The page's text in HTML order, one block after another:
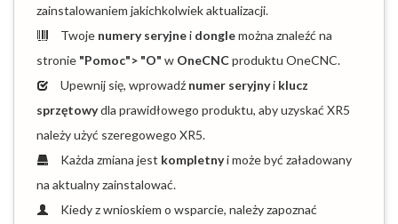
zainstalowaniem jakichkolwiek aktualizacji.
Twoje numery seryjnei donglemożna znaleźć na
stronie "Pomoc"> "O" w OneCNCproduktu OneCNC.
Upewnij się, wprowadź numer seryjnyi klucz
sprzętowydla prawidłowego produktu, aby uzyskać XR5
należy użyć szeregowego XR5.
Każda zmiana jest kompletnyi może być załadowany
na aktualny zainstalować.
Kiedy z wnioskiem o wsparcie, należy zapoznać